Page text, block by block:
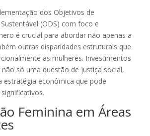
dos Objetivos de
(ODS) com foco e
é crucial para abordar não apenas a
outras disparidades estruturais que
as mulheres. Investimentos
só uma questão de justiça social,
estratégia econômica que pode
Feminina em Áreas